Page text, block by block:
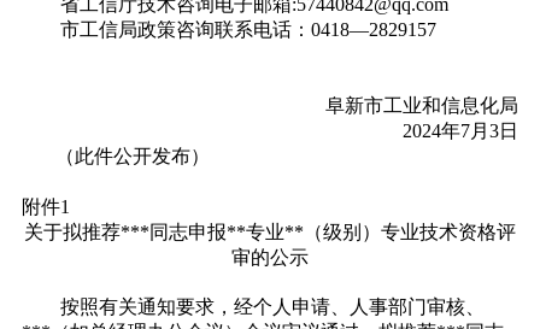
省工信厅技术咨询电子邮箱:57440842@qq.com
市工信局政策咨询联系电话：0418—2829157
阜新市工业和信息化局
2024年7月3日
（此件公开发布）
附件1
关于拟推荐***同志申报**专业**（级别） 专业技术资格评
审的公示
按照有关通知要求，经个人申请、人事部门审核、